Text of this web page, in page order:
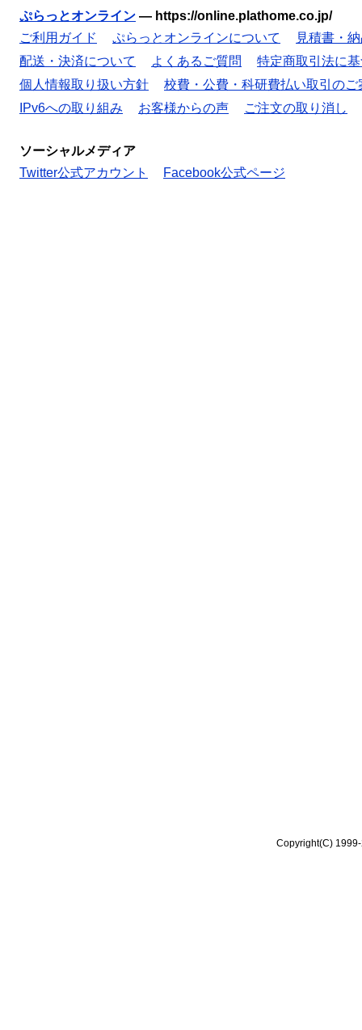
ぷらっとオンライン — https://online.plathome.co.jp/
ご利用ガイド
ぷらっとオンラインについて
見積書・
配送・決済について
よくあるご質問
特定商取引法に
個人情報取り扱い方針
校費・公費・科研費払い取引のご
IPv6への取り組み
お客様からの声 ご注文の取り消し
ソーシャルメディア
Twitter公式アカウント
Facebook公式ページ
Copyright(C)